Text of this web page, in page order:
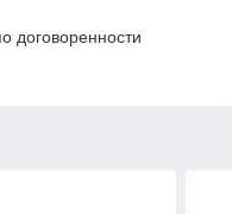
договоренности